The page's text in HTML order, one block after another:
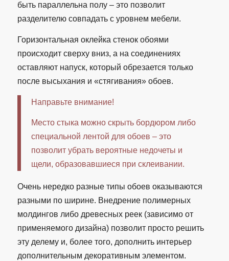
быть параллельна полу – это позволит
разделителю совпадать с уровнем мебели.
Горизонтальная оклейка стенок обоями
происходит сверху вниз, а на соединениях
оставляют напуск, который обрезается только
после высыхания и «стягивания» обоев.
Направьте внимание!
Место стыка можно скрыть бордюром либо
специальной лентой для обоев – это
позволит убрать вероятные недочеты и
щели, образовавшиеся при склеивании.
Очень нередко разные типы обоев оказываются
разными по ширине. Внедрение полимерных
молдингов либо древесных реек (зависимо от
применяемого дизайна) позволит просто решить
эту делему и, более того, дополнить интерьер
дополнительным декоративным элементом.